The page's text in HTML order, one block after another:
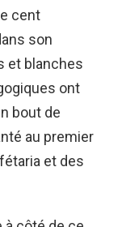
cent
son
et blanches
ont
bout de
au premier
et des